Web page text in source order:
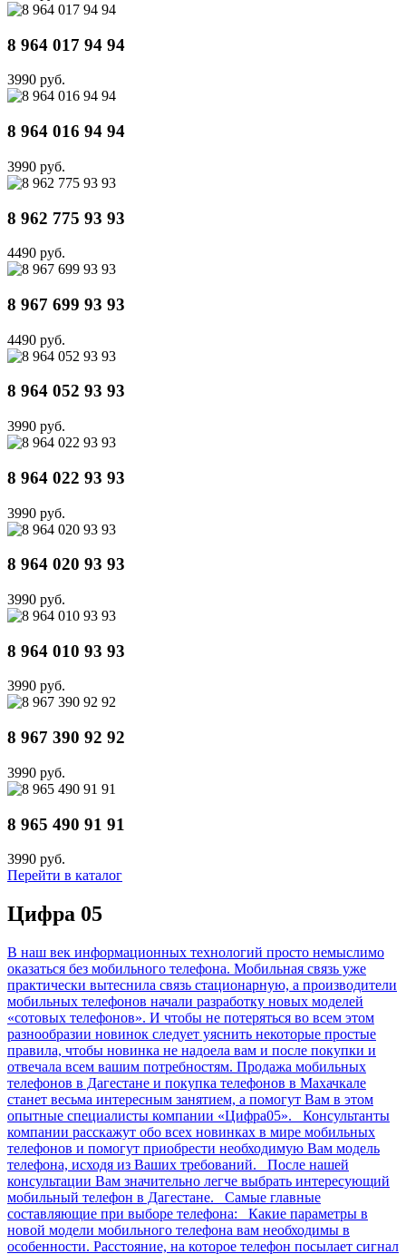
8 964 017 94 94
3990 руб.
8 964 016 94 94
3990 руб.
8 962 775 93 93
4490 руб.
8 967 699 93 93
4490 руб.
8 964 052 93 93
3990 руб.
8 964 022 93 93
3990 руб.
8 964 020 93 93
3990 руб.
8 964 010 93 93
3990 руб.
8 967 390 92 92
3990 руб.
8 965 490 91 91
3990 руб.
Перейти в каталог
Цифра 05
В наш век информационных технологий просто немыслимо
оказаться без мобильного телефона. Мобильная связь уже
практически вытеснила связь стационарную, а производители
мобильных телефонов начали разработку новых моделей
«сотовых телефонов». И чтобы не потеряться во всем этом
разнообразии новинок следует уяснить некоторые простые
правила, чтобы новинка не надоела вам и после покупки и
отвечала всем вашим потребностям. Продажа мобильных
телефонов в Дагестане и покупка телефонов в Махачкале
станет весьма интересным занятием, а помогут Вам в этом
опытные специалисты компании «Цифра05». Консультанты
компании расскажут обо всех новинках в мире мобильных
телефонов и помогут приобрести необходимую Вам модель
телефона, исходя из Ваших требований. После нашей
консультации Вам значительно легче выбрать интересующий
мобильный телефон в Дагестане. Самые главные
составляющие при выборе телефона: Какие параметры в
новой модели мобильного телефона вам необходимы в
особенности. Расстояние, на которое телефон посылает сигнал